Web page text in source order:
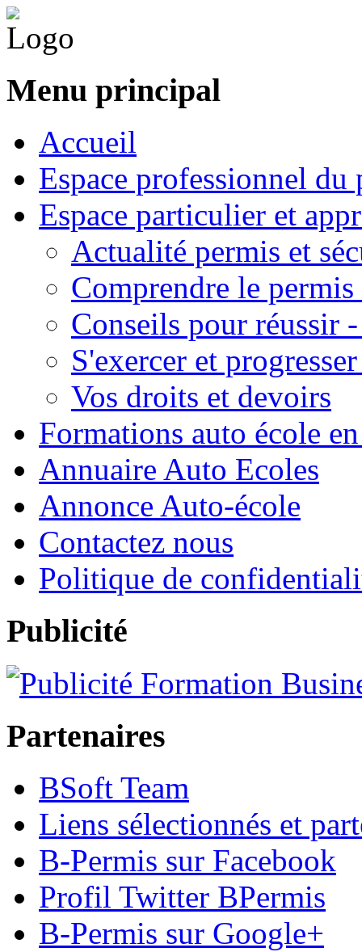
Menu principal
Accueil
Espace professionnel
Espace particulier et
Actualité permis et
Comprendre le permis
Conseils pour réussir
S'exercer et
Vos droits et devoirs
Formations auto école
Annuaire Auto Ecoles
Annonce Auto-école
Contactez nous
Politique de
Publicité
Partenaires
BSoft Team
Liens sélectionnés et
B-Permis sur Facebook
Profil Twitter BPermis
B-Permis sur Google+